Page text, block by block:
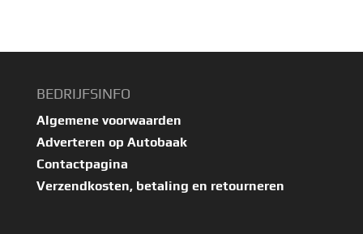
BEDRIJFSINFO
Algemene voorwaarden
Adverteren op Autobaak
Contactpagina
Verzendkosten, betaling en retourneren